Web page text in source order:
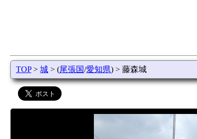
TOP> 城 > (尾張国/愛知県) > 藤森城